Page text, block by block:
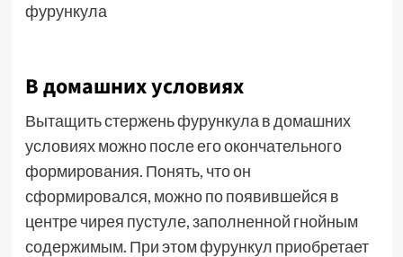
В домашних условиях
Вытащить стержень фурункула в домашних
условиях можно после его окончательного
формирования. Понять, что он
сформировался, можно по появившейся в
центре чирея пустуле, заполненной гнойным
содержимым. При этом фурункул приобретает